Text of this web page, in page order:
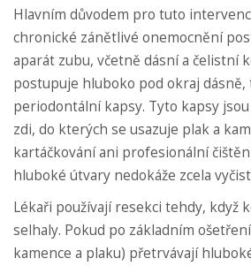
Hlavním důvodem pro tuto
chronické zánětlivé onemocnění
aparát zubu, včetně dásní a čelistní
postupuje hluboko pod okraj dásně,
periodontální kapsy. Tyto kapsy
zdi, do kterých se usazuje plak a
kartáčkování ani profesionální
hluboké útvary nedokáže zcela
Lékaři používají resekci tehdy, když
selhaly. Pokud po základním
kamence a plaku) přetrvávají